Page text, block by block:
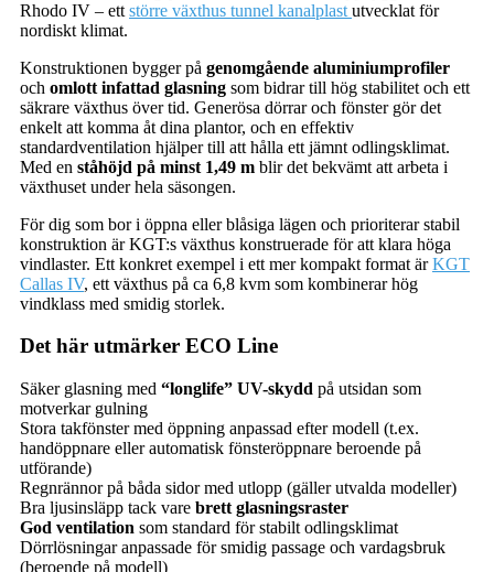
Rhodo IV – ett större växthus tunnel kanalplast utvecklat för
nordiskt klimat.
Konstruktionen bygger på genomgående aluminiumprofiler
och omlott infattad glasning som bidrar till hög stabilitet och ett
säkrare växthus över tid. Generösa dörrar och fönster gör det
enkelt att komma åt dina plantor, och en effektiv
standardventilation hjälper till att hålla ett jämnt odlingsklimat.
Med en ståhöjd på minst 1,49 m blir det bekvämt att arbeta i
växthuset under hela säsongen.
För dig som bor i öppna eller blåsiga lägen och prioriterar stabil
konstruktion är KGT:s växthus konstruerade för att klara höga
vindlaster. Ett konkret exempel i ett mer kompakt format ärKGT
Callas IV, ett växthus på ca 6,8 kvm som kombinerar hög
vindklass med smidig storlek.
Det här utmärker ECO Line
Säker glasning med “longlife” UV-skydd på utsidan som
motverkar gulning
Stora takfönster med öppning anpassad efter modell (t.ex.
handöppnare eller automatisk fönsteröppnare beroende på
utförande)
Regnrännor på båda sidor med utlopp (gäller utvalda modeller)
Bra ljusinsläpp tack vare brett glasningsraster
God ventilation som standard för stabilt odlingsklimat
Dörrlösningar anpassade för smidig passage och vardagsbruk
(beroende på modell)